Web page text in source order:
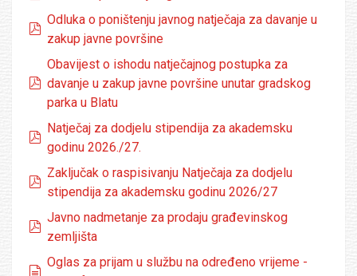
pdf
Odluka o poništenju javnog natječaja za davanje u
zakup javne površine
pdf
Obavijest o ishodu natječajnog postupka za
davanje u zakup javne površine unutar gradskog
parka u Blatu
pdf
Natječaj za dodjelu stipendija za akademsku
godinu 2026./27.
pdf
Zaključak o raspisivanju Natječaja za dodjelu
stipendija za akademsku godinu 2026/27
pdf
Javno nadmetanje za prodaju građevinskog
zemljišta
dokumenti
Oglas za prijam u službu na određeno vrijeme -